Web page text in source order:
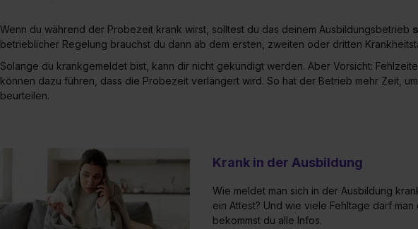
Wenn du während der Probezeit krank wirst, solltest du das deinem Ausbildungsbetrieb
betrieblicher Regelung brauchst du dann ab dem ersten, zweiten oder dritten
Solange du krankgemeldet bist, kann dir nicht gekündigt werden. Aber Vorsicht:
können dazu führen, dass die Probezeit verlängert wird. So hat der Betrieb mehr Zeit,
beurteilen.
Krank in der Ausbildung
Wie meldet man sich in der Ausbildung
ein Attest? Und wie viele Fehltage darf
bekommst du alle Infos.